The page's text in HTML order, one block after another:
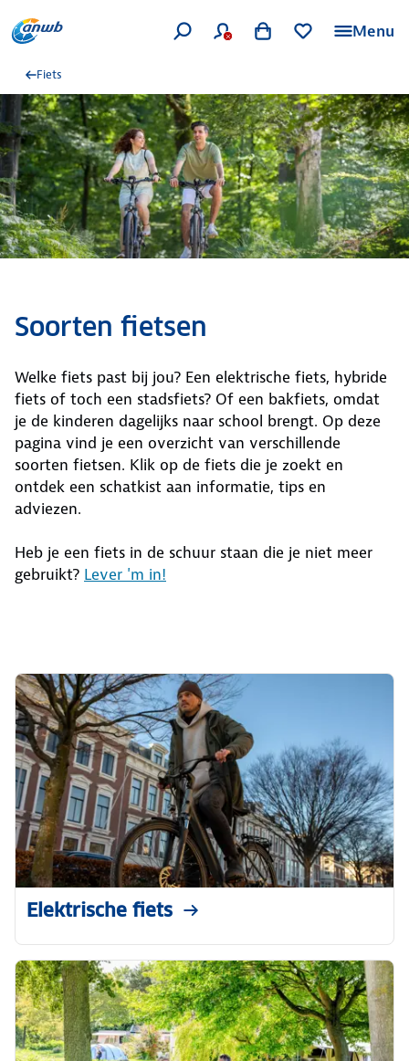
Menu
Fiets
Soorten fietsen
Welke fiets past bij jou? Een elektrische fiets, hybride
fiets of toch een stadsfiets? Of een bakfiets, omdat
je de kinderen dagelijks naar school brengt. Op deze
pagina vind je een overzicht van verschillende
soorten fietsen. Klik op de fiets die je zoekt en
ontdek een schatkist aan informatie, tips en
adviezen.
Heb je een fiets in de schuur staan die je niet meer
gebruikt? Lever 'm in!
Elektrische fiets